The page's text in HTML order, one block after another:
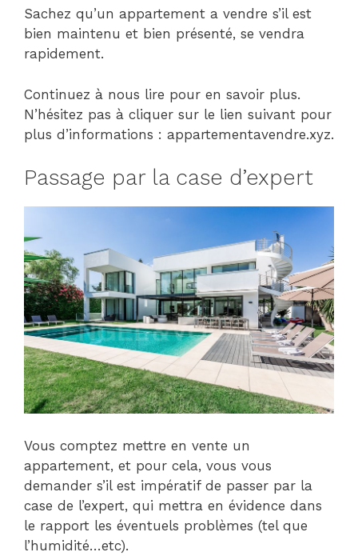
Sachez qu’un appartement a vendre s’il est
bien maintenu et bien présenté, se vendra
rapidement.
Continuez à nous lire pour en savoir plus.
N’hésitez pas à cliquer sur le lien suivant pour
plus d’informations : appartementavendre.xyz.
Passage par la case d’expert
Vous comptez mettre en vente un
appartement, et pour cela, vous vous
demander s’il est impératif de passer par la
case de l’expert, qui mettra en évidence dans
le rapport les éventuels problèmes (tel que
l’humidité…etc).